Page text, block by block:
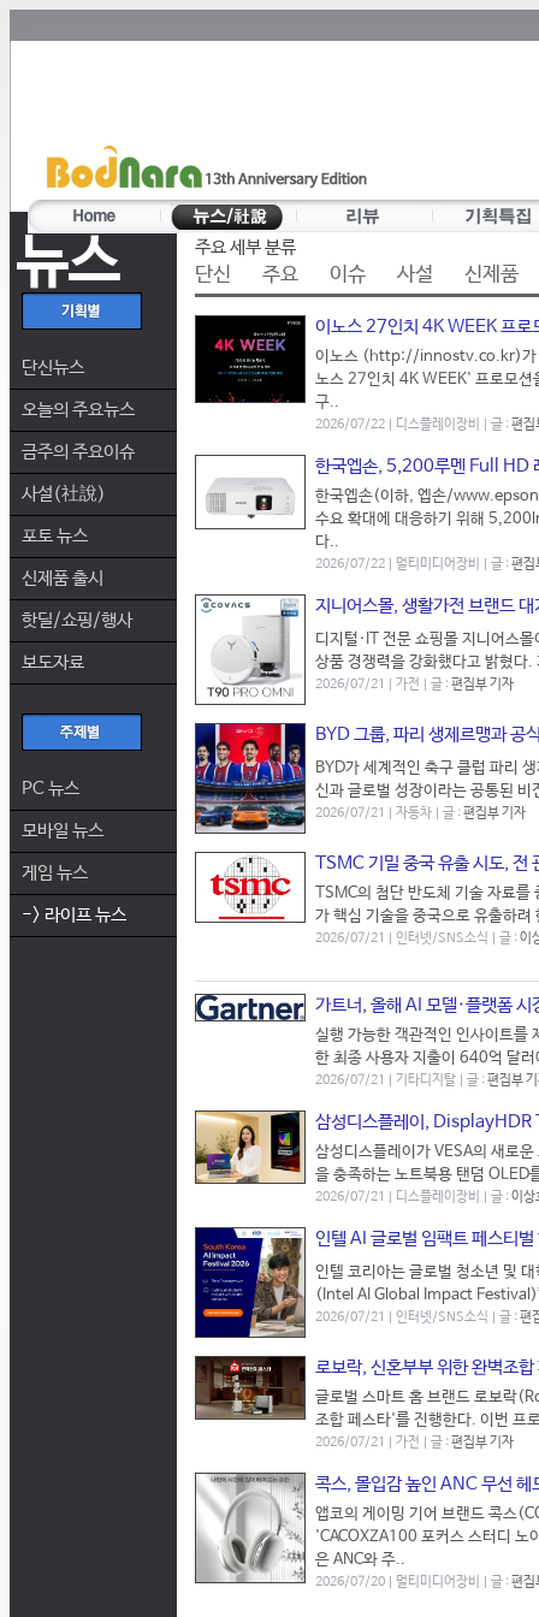
뉴스
단신뉴스
오늘의 주요뉴스
금주의 주요이슈
사설(社說)
포토 뉴스
신제품 출시
핫딜/쇼핑/행사
보도자료
PC 뉴스
모바일 뉴스
게임 뉴스
-> 라이프 뉴스
주요 세부 분류
단신 주요 이슈 사설 신제품
이노스 27인치 4K WEEK 프로
이노스 (http://innostv.co.kr)가
노스 27인치 4K WEEK' 프로모션
구..
2026/07/22 | 디스플레이장비 | 글 :편집
한국엡손, 5,200루멘 Full HD
한국엡손(이하, 엡손/
수요 확대에 대응하기 위해
다..
2026/07/22 | 멀티미디어장비 | 글 :편집
지니어스몰, 생활가전 브랜드 대
디지털·IT 전문 쇼핑몰 지니어스
상품 경쟁력을 강화했다고 밝혔다
2026/07/21 | 가전 | 글 :편집부 기자
BYD 그룹, 파리 생제르맹과 공
BYD가 세계적인 축구 클럽 파리
신과 글로벌 성장이라는 공통된
2026/07/21 | 자동차 | 글 :편집부 기자
TSMC 기밀 중국 유출 시도, 전
TSMC의 첨단 반도체 기술 자료
가 핵심 기술을 중국으로 유출하
2026/07/21 | 인터넷/SNS소식 | 글 :이
가트너, 올해 AI 모델·플랫폼
실행 가능한 객관적인 인사이트를
한 최종 사용자 지출이 640억 달
2026/07/21 | 기타디지탈 | 글 :편집부
삼성디스플레이, DisplayHDR
삼성디스플레이가 VESA의 새로
을 충족하는 노트북용 탠덤 OLED
2026/07/21 | 디스플레이장비 | 글 :이상
인텔 AI 글로벌 임팩트 페스티
인텔 코리아는 글로벌 청소년 및
(Intel AI Global Impact
2026/07/21 | 인터넷/SNS소식 | 글 :편
로보락, 신혼부부 위한 완벽조
글로벌 스마트 홈 브랜드 로보락
조합 페스타'를 진행한다. 이번 프
2026/07/21 | 가전 | 글 :편집부 기자
콕스, 몰입감 높인 ANC 무선
앱코의 게이밍 기어 브랜드 콕스
'CACOXZA100 포커스 스터디
은 ANC와 주..
2026/07/20 | 멀티미디어장비 | 글 :편집